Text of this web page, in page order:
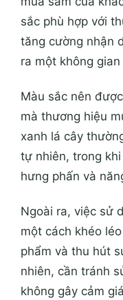
sắc phù hợp với
tăng cường nhận
ra một không
Màu sắc nên
mà thương hiệu
xanh lá cây
tự nhiên, trong
hưng phấn và
Ngoài ra, việc sử
một cách khéo
phẩm và thu hút
nhiên, cần tránh
không gây cảm